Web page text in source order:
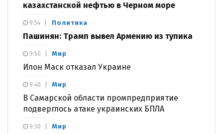
казахстанской нефтью в Черном море
Политика
Пашинян: Трамп вывел Армению из тупика
9:54
Мир
Илон Маск отказал Украине
9:50
Мир
В Самарской области промпредприятие
подверглось атаке украинских БПЛА
9:40
Мир
9:30